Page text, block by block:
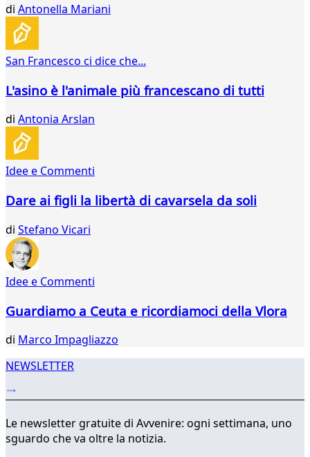
di Antonella Mariani
San Francesco ci dice che...
L'asino è l'animale più francescano di tutti
di Antonia Arslan
Idee e Commenti
Dare ai figli la libertà di cavarsela da soli
di Stefano Vicari
Idee e Commenti
Guardiamo a Ceuta e ricordiamoci della Vlora
di Marco Impagliazzo
NEWSLETTER
Le newsletter gratuite di Avvenire: ogni settimana, uno
sguardo che va oltre la notizia.